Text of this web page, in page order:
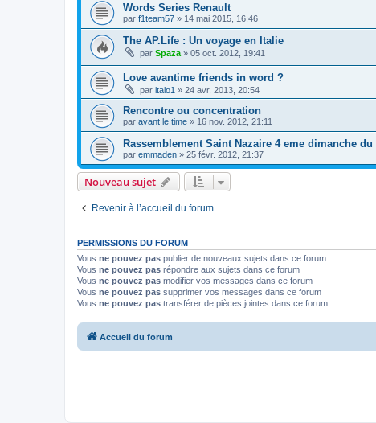
Words Series Renault
par f1team57 » 14 mai 2015, 16:46
The AP.Life : Un voyage en Italie
par Spaza » 05 oct. 2012, 19:41
Love avantime friends in word ?
par italo1 » 24 avr. 2013, 20:54
Rencontre ou concentration
par avant le time » 16 nov. 2012, 21:11
Rassemblement Saint Nazaire 4 eme dimanche
par emmaden » 25 févr. 2012, 21:37
Nouveau sujet
Revenir à l’accueil du forum
PERMISSIONS DU FORUM
Vous ne pouvez pas publier de nouveaux sujets dans ce forum
Vous ne pouvez pas répondre aux sujets dans ce forum
Vous ne pouvez pas modifier vos messages dans ce forum
Vous ne pouvez pas supprimer vos messages dans ce forum
Vous ne pouvez pas transférer de pièces jointes dans ce forum
Accueil du forum